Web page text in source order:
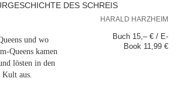
DES SCHREIS
und wo
Queens kamen
lösten in den
Kult aus.
HARALD HARZHEIM
Buch 15,– € / E-
Book 11,99 €